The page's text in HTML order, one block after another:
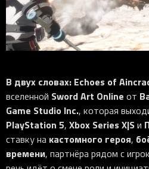
Рюкзаки
Аксессуары
Новинки
Pro Click
Аксессуары для мышей
Игровые мыши
Tartarus
Аксессуары для клавиатур
Все клавиатуры
Hammerhead
Аксессуары для аудио
Все аудио для ПК
Wireless Control Pod
Kraken Kitty
Kiyo
Контроллеры
Ripsaw
Все устройства
Goliathus
Firefly
HyperFlux V2
Sphex
Gigantus
Pro Glide
Pro Click V2
Pro Click V2 Vertical
Pro Type Ergo
Pro Glide XXL
Аксессуары
Коллаборации
Софт
Synapse 3
Chroma™ RGB
THX Spatial
7.1 Sound
iOS-приложения
Киберспорт
Игровые ивенты
В двух словах: Echoes of
вселенной Sword Art Online от
Game Studio Inc., которая
PlayStation 5, Xbox Series X|Sи
ставку на кастомного героя,
времени, партнёра рядом с